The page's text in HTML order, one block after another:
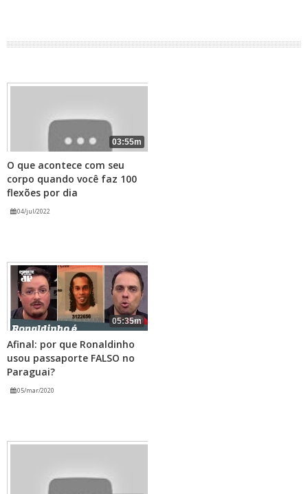
03:55m
O que acontece com seu
corpo quando você faz 100
flexões por dia
04/jul/2022
05:35m
Afinal: por que Ronaldinho
usou passaporte FALSO no
Paraguai?
05/mar/2020